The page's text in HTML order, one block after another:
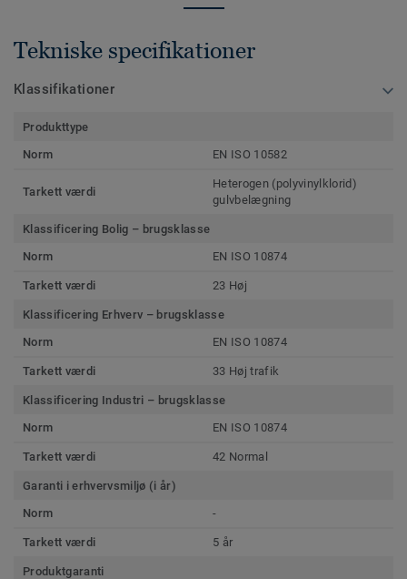
Tekniske specifikationer
Klassifikationer
Produkttype
Norm
EN ISO 10582
Tarkett værdi
Heterogen (polyvinylklorid)
gulvbelægning
Klassificering Bolig – brugsklasse
Norm
EN ISO 10874
Tarkett værdi 23 Høj
Klassificering Erhverv – brugsklasse
Norm
EN ISO 10874
Tarkett værdi 33 Høj trafik
Klassificering Industri – brugsklasse
Norm
EN ISO 10874
Tarkett værdi 42 Normal
Garanti i erhvervsmiljø (i år)
Norm
-
Tarkett værdi 5 år
Produktgaranti